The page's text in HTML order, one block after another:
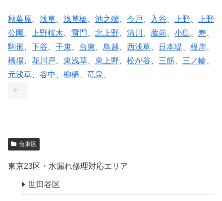
秋葉原 浅草 浅草橋 池之端 今戸 入谷 上野
上野
公園
上野桜木 雷門 北上野 清川 蔵前 小島 寿
駒形
下谷 千束 台東 鳥越 西浅草 日本堤 根岸
橋場
花川戸 東浅草 東上野 松が谷 三筋 三ノ輪
元浅草
谷中 柳橋 竜泉
台東区
東京23区・水漏れ修理対応エリア
世田谷区